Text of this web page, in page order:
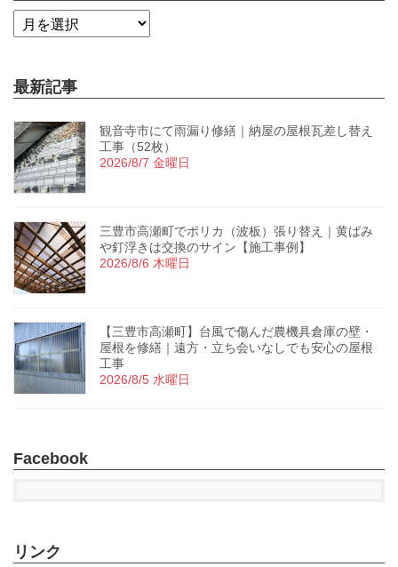
最新記事
観音寺市にて雨漏り修繕｜納屋の屋根瓦差し替え
工事（52枚）
2026/8/7 金曜日
三豊市高瀬町でポリカ（波板）張り替え｜黄ばみ
や釘浮きは交換のサイン【施工事例】
2026/8/6 木曜日
【三豊市高瀬町】台風で傷んだ農機具倉庫の壁・
屋根を修繕｜遠方・立ち会いなしでも安心の屋根
工事
2026/8/5 水曜日
Facebook
リンク